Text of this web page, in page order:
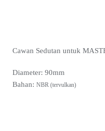
Cawan Sedutan untuk
Diameter: 90mm
Bahan: NBR (tervulkan)